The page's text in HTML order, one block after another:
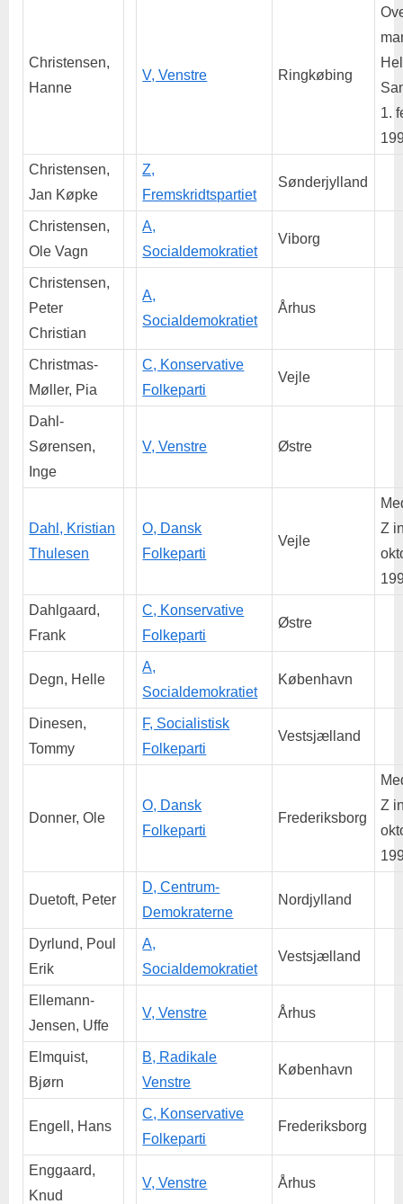
Christensen,
Hanne
V, Venstre Ringkøbing
1.
Christensen,
Jan Køpke
Z,
Fremskridtspartiet
Sønderjylland
Christensen,
Ole Vagn
A,
Socialdemokratiet
Viborg
Christensen,
Peter
Christian
A,
Socialdemokratiet
Århus
Christmas-
Møller, Pia
C, Konservative
Folkeparti
Vejle
Dahl-
Sørensen,
Inge
V, Venstre Østre
Dahl, Kristian
Thulesen
O, Dansk
Folkeparti
Vejle
Z
Dahlgaard,
Frank
C, Konservative
Folkeparti
Østre
Degn, Helle
A,
Socialdemokratiet
København
Dinesen,
Tommy
F, Socialistisk
Folkeparti
Vestsjælland
Donner, Ole
O, Dansk
Folkeparti
Frederiksborg
Z
Duetoft, Peter
D, Centrum-
Demokraterne
Nordjylland
Dyrlund, Poul
Erik
A,
Socialdemokratiet
Vestsjælland
Ellemann-
Jensen, Uffe
V, Venstre Århus
Elmquist,
Bjørn
B, Radikale
Venstre
København
Engell, Hans
C, Konservative
Folkeparti
Frederiksborg
Enggaard,
Knud
V, Venstre Århus